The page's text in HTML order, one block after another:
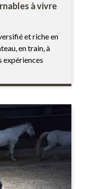
à vivre
et riche en
en train, à
expériences